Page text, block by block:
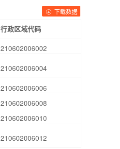
下载数据
行政区域代码
210602006002
210602006004
210602006006
210602006008
210602006010
210602006012